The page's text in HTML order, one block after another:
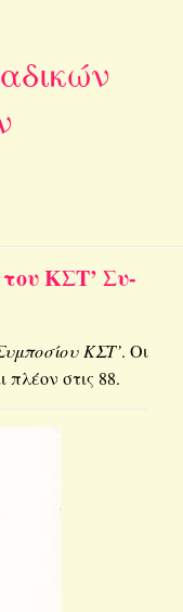
ΚΣΤ’ Συ­
ΚΣΤ’. Οι
πλέον στις 88.